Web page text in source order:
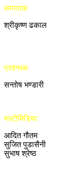
सम्पादक
श्रीकृष्ण ढकाल
प्रबन्धक
सन्तोष भण्डारी
मल्टीमिडिया
आदित गौतम
सुजित पुडासैनी
सुभाष श्रेष्ठ